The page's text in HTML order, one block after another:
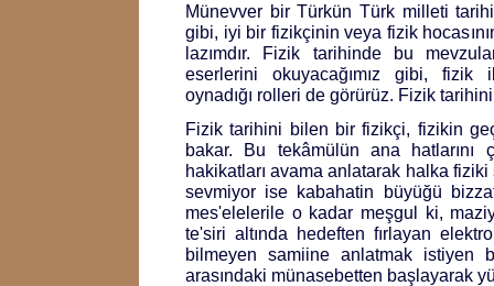
Münevver bir Türkün Türk milleti
gibi, iyi bir fizikçinin veya fizik
lazımdır. Fizik tarihinde bu
eserlerini okuyacağımız gibi, fizik
oynadığı rolleri de görürüz. Fizik
Fizik tarihini bilen bir fizikçi, fizikin
bakar. Bu tekâmülün ana hatlarını
hakikatları avama anlatarak halka
sevmiyor ise kabahatin büyüğü
mes'elelerile o kadar meşgul ki,
te'siri altında hedeften fırlayan
bilmeyen samiine anlatmak istiyen
arasındaki münasebetten başlayarak